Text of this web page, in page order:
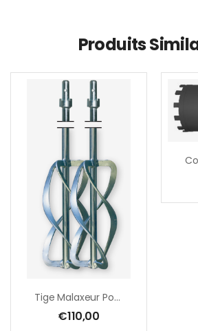
Produits
Tige Malaxeur Pour EZR 22 R – EZR 23 R R/L – EZR 21 S – 195 X 650 Mm – Par Paire
€110,00